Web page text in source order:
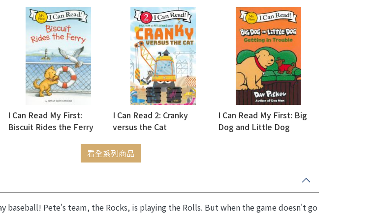
I Can Read My First:
Biscuit Rides the Ferry
I Can Read 2: Cranky
versus the Cat
I Can Read My First: Big
Dog and Little Dog
看全系列商品
baseball! Pete's team, the Rocks, is playing the Rolls. But when the game doesn't go